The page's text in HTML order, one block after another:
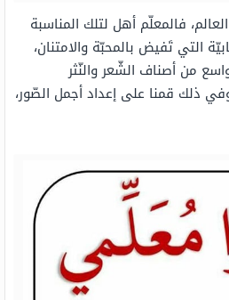
فالمعلّم أهل لتلك المناسبة
التي تَفيض بالمحبّة والامتنان،
من أصناف الشّعر والنّثر
ذلك قمنا على إعداد أجمل الصّور،